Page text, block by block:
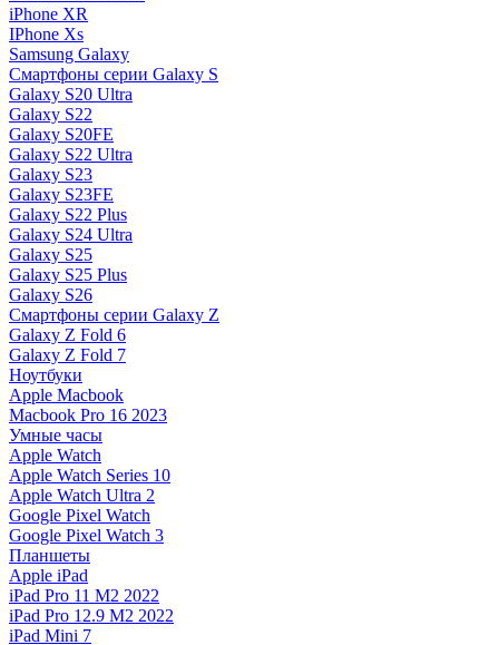
iPhone XR
IPhone Xs
Samsung Galaxy
Смартфоны серии Galaxy S
Galaxy S20 Ultra
Galaxy S22
Galaxy S20FE
Galaxy S22 Ultra
Galaxy S23
Galaxy S23FE
Galaxy S22 Plus
Galaxy S24 Ultra
Galaxy S25
Galaxy S25 Plus
Galaxy S26
Смартфоны серии Galaxy Z
Galaxy Z Fold 6
Galaxy Z Fold 7
Ноутбуки
Apple Macbook
Macbook Pro 16 2023
Умные часы
Apple Watch
Apple Watch Series 10
Apple Watch Ultra 2
Google Pixel Watch
Google Pixel Watch 3
Планшеты
Apple iPad
iPad Pro 11 M2 2022
iPad Pro 12.9 M2 2022
iPad Mini 7